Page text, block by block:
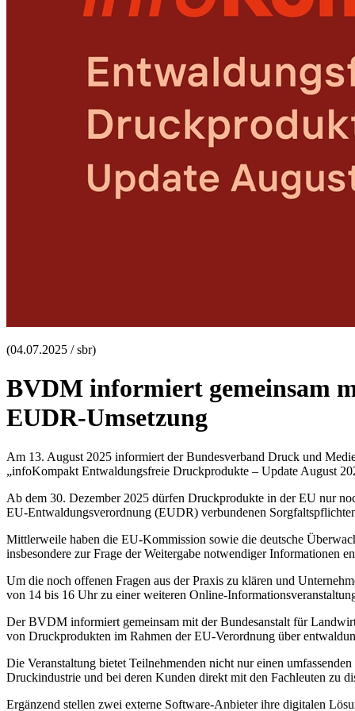
(04.07.2025 / sbr)
BVDM informiert gemeinsam
EUDR-Umsetzung
Am 13. August 2025 informiert der Bundesverband Druck und
„infoKompakt Entwaldungsfreie Druckprodukte – Update August
Ab dem 30. Dezember 2025 dürfen Druckprodukte in der EU nur
EU-Entwaldungsverordnung (EUDR) verbundenen
Mittlerweile haben die EU-Kommission sowie die deutsche
insbesondere zur Frage der Weitergabe notwendiger Informationen
Um die noch offenen Fragen aus der Praxis zu klären und
von 14 bis 16 Uhr zu einer weiteren Online-
Der BVDM informiert gemeinsam mit der Bundesanstalt für
von Druckprodukten im Rahmen der EU-Verordnung über
Die Veranstaltung bietet Teilnehmenden nicht nur einen
Druckindustrie und bei deren Kunden direkt mit den Fachleuten zu
Ergänzend stellen zwei externe Software-Anbieter ihre digitalen